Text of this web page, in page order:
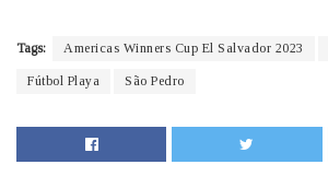
Tags: Americas Winners Cup El Salvador 2023
Fútbol Playa São Pedro